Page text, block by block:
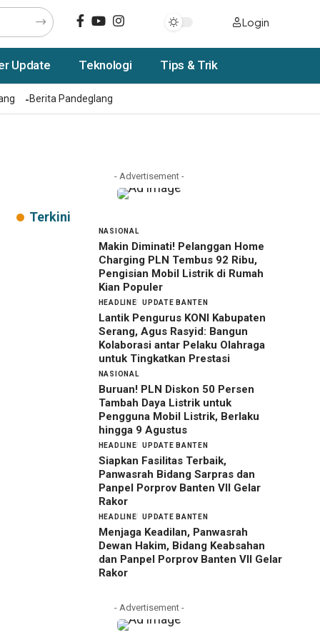
Login
Update Teknologi Tips & Trik
Berita Pandeglang
- Advertisement -
Terkini
NASIONAL
Makin Diminati! Pelanggan Home
Charging PLN Tembus 92 Ribu,
Pengisian Mobil Listrik di Rumah
Kian Populer
HEADLINE UPDATE BANTEN
Lantik Pengurus KONI Kabupaten
Serang, Agus Rasyid: Bangun
Kolaborasi antar Pelaku Olahraga
untuk Tingkatkan Prestasi
NASIONAL
Buruan! PLN Diskon 50 Persen
Tambah Daya Listrik untuk
Pengguna Mobil Listrik, Berlaku
hingga 9 Agustus
HEADLINE UPDATE BANTEN
Siapkan Fasilitas Terbaik,
Panwasrah Bidang Sarpras dan
Panpel Porprov Banten VII Gelar
Rakor
HEADLINE UPDATE BANTEN
Menjaga Keadilan, Panwasrah
Dewan Hakim, Bidang Keabsahan
dan Panpel Porprov Banten VII Gelar
Rakor
- Advertisement -